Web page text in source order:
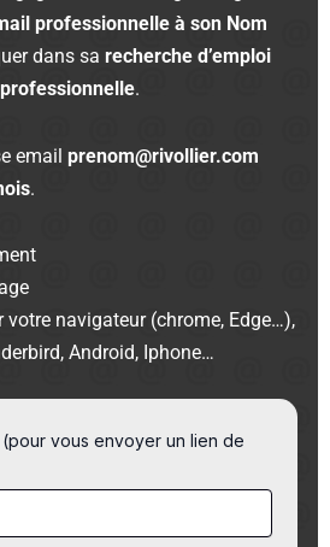
professionnelle à son Nom
dans sarecherche d’emploi
.
email prenom@rivollier.com
.
votre navigateur (chrome, Edge…),
Android, Iphone…
vous envoyer un lien de